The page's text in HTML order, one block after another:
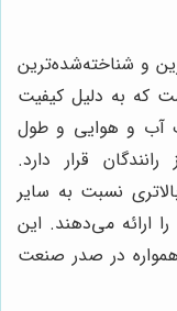
و شناخته‌شده‌ترین
که به دلیل کیفیت
آب و هوایی و طول
قرار دارد.
نسبت به سایر
را ارائه می‌دهند. این
همواره در صدر صنعت